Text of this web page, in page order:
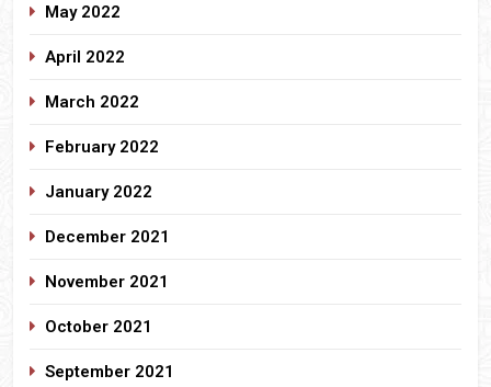
May 2022
April 2022
March 2022
February 2022
January 2022
December 2021
November 2021
October 2021
September 2021